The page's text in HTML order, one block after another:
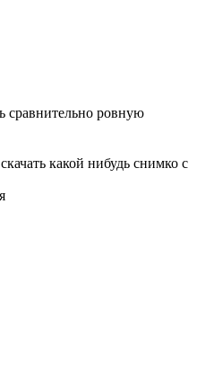
сравнительно ровную
какой нибудь снимко с